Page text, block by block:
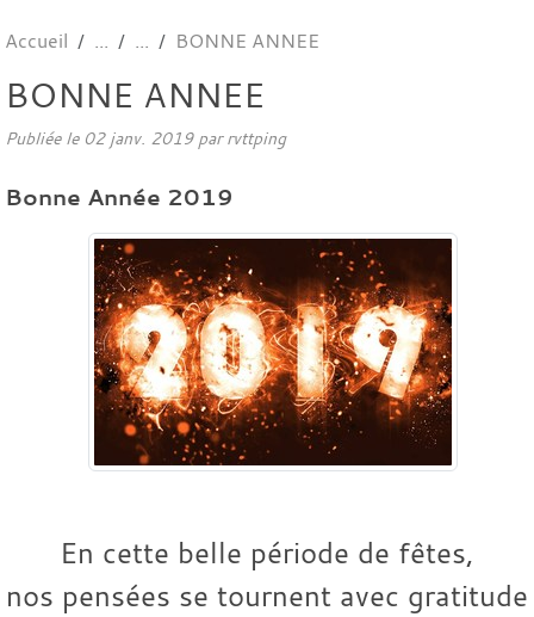
Accueil BONNE ANNEE
BONNE ANNEE
Publiée le 02 janv. 2019parrvttping
Bonne Année 2019
En cette belle période de fêtes,
nos pensées se tournent avec gratitude